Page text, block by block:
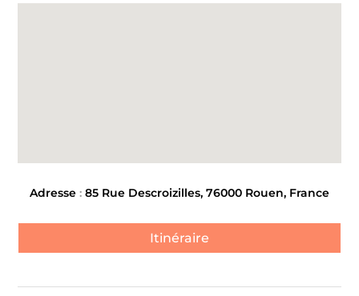
Adresse : 85 Rue Descroizilles, 76000 Rouen, France
Itinéraire